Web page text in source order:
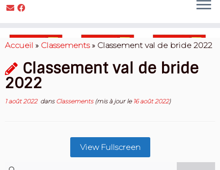
Skip
toAccueil » Classements » Classement val de bride 2022
Classement val de bride
2022
1 août 2022dans Classements (mis à jour le 16 août 2022)
View Fullscreen